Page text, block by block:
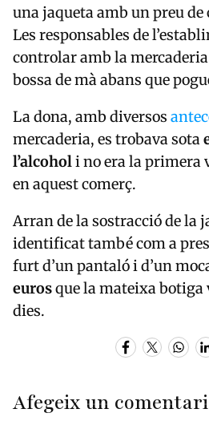
una jaqueta amb un preu de
Les responsables de
controlar amb la
bossa de mà abans que
La dona, amb diversos
mercaderia, es trobava sota
l’alcoholi no era la primera
en aquest comerç.
Arran de la sostracció de la
identificat també com a
furt d’un pantaló i d’un
eurosque la mateixa botiga
dies.
Afegeix un